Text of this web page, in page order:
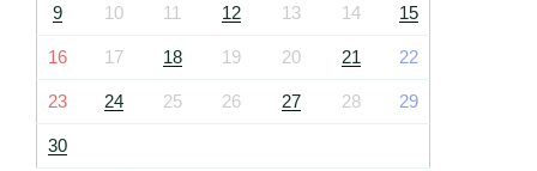
9 10 11 12 13 14 15
16 17 18 19 20 21 22
23 24 25 26 27 28 29
30